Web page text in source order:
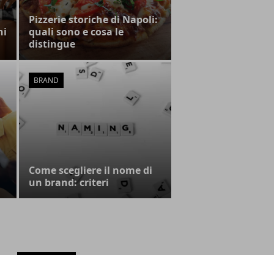
Pizzerie storiche di Napoli:
quali sono e cosa le
distingue
BRAND
Come scegliere il nome di
un brand: criteri